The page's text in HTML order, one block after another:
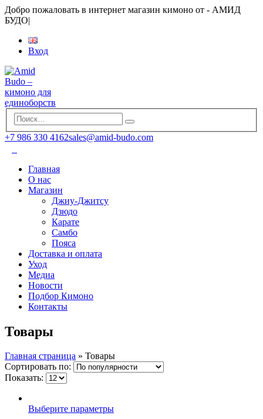
Добро пожаловать в интернет магазин кимоно от - АМИД
БУДО|
Вход
+7 986 330 4162sales@amid-budo.com
Главная
О нас
Магазин
Джиу-Джитсу
Дзюдо
Карате
Самбо
Пояса
Доставка и оплата
Уход
Медиа
Новости
Подбор Кимоно
Контакты
Товары
Главная страница » Товары
Сортировать по:
Показать:
Выберите параметры